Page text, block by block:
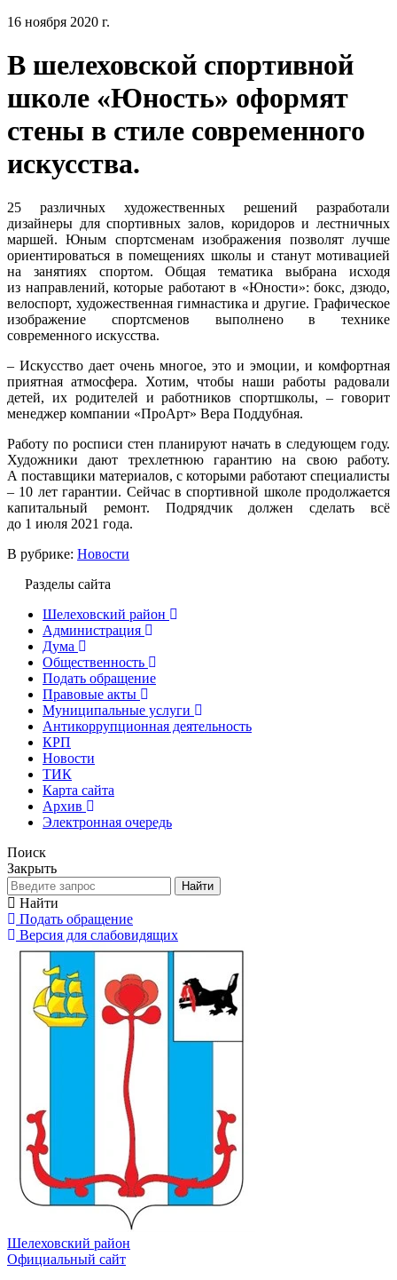
16 ноября 2020 г.
В шелеховской спортивной
школе «Юность» оформят
стены в стиле современного
искусства.
25 различных художественных решений разработали
дизайнеры для спортивных залов, коридоров и лестничных
маршей. Юным спортсменам изображения позволят лучше
ориентироваться в помещениях школы и станут мотивацией
на занятиях спортом. Общая тематика выбрана исходя
из направлений, которые работают в «Юности»: бокс, дзюдо,
велоспорт, художественная гимнастика и другие. Графическое
изображение спортсменов выполнено в технике
современного искусства.
– Искусство дает очень многое, это и эмоции, и комфортная
приятная атмосфера. Хотим, чтобы наши работы радовали
детей, их родителей и работников спортшколы, – говорит
менеджер компании «ПроАрт» Вера Поддубная.
Работу по росписи стен планируют начать в следующем году.
Художники дают трехлетнюю гарантию на свою работу.
А поставщики материалов, с которыми работают специалисты
– 10 лет гарантии. Сейчас в спортивной школе продолжается
капитальный ремонт. Подрядчик должен сделать всё
до 1 июля 2021 года.
В рубрике: Новости
Разделы сайта
Шелеховский район
Администрация
Дума
Общественность
Подать обращение
Правовые акты
Муниципальные услуги
Антикоррупционная деятельность
КРП
Новости
ТИК
Карта сайта
Архив
Электронная очередь
Поиск
Закрыть
Найти
Найти
Подать обращение
Версия для слабовидящих
Шелеховский район
Официальный сайт